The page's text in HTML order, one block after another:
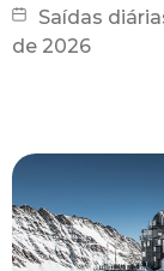
Saídas
de 2026